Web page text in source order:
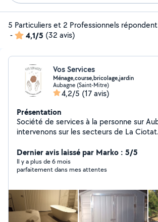
5 Particuliers et 2 Professionnels répondent
-
4,1/5 (32 avis)
Vos Services
Ménage,course,bricolage,jardin
Aubagne (Saint-Mitre)
4,2/5 (17 avis)
Présentation
Société de services à la personne sur Aubagne : nous
intervenons sur les secteurs de La Ciotat
Dernier avis laissé par Marko : 5/5
Il y a plus de 6 mois
parfaitement dans mes attentes